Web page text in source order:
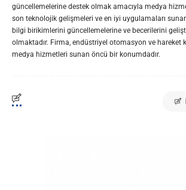
güncellemelerine destek olmak amacıyla medya
son teknolojik gelişmeleri ve en iyi uygulamaları
bilgi birikimlerini güncellemelerine ve becerilerini
olmaktadır. Firma, endüstriyel otomasyon ve hareket
medya hizmetleri sunan öncü bir konumdadır.